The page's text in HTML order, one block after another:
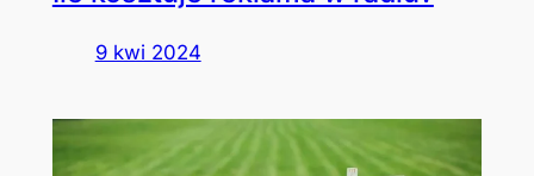
9 kwi 2024